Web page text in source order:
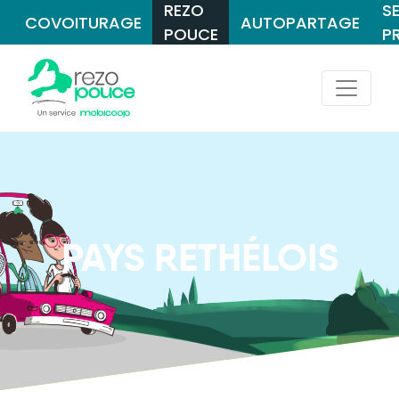
COVOITURAGE
REZO
POUCE
AUTOPARTAGE
PAYS RETHÉLOIS